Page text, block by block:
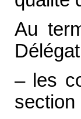
Au
– les
section